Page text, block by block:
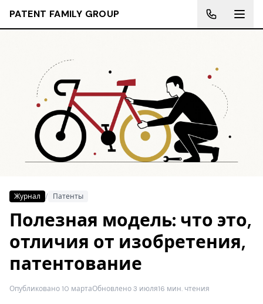
PATENT FAMILY GROUP
Журнал / Патенты
Полезная модель: что это,
отличия от изобретения,
патентование
Опубликовано 10 мартаОбновлено 3 июля16 мин. чтения